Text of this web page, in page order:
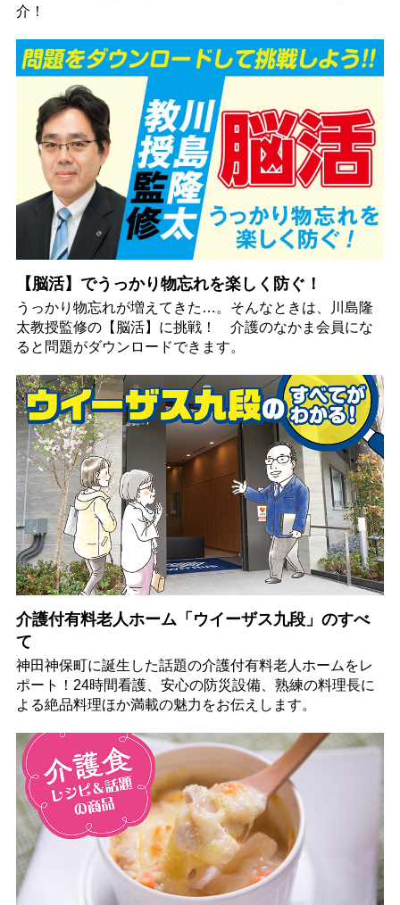
介！
【脳活】でうっかり物忘れを楽しく防ぐ！
うっかり物忘れが増えてきた…。そんなときは、川島隆
太教授監修の【脳活】に挑戦！ 介護のなかま会員にな
ると問題がダウンロードできます。
介護付有料老人ホーム「ウイーザス九段」のすべ
て
神田神保町に誕生した話題の介護付有料老人ホームをレ
ポート！24時間看護、安心の防災設備、熟練の料理長に
よる絶品料理ほか満載の魅力をお伝えします。